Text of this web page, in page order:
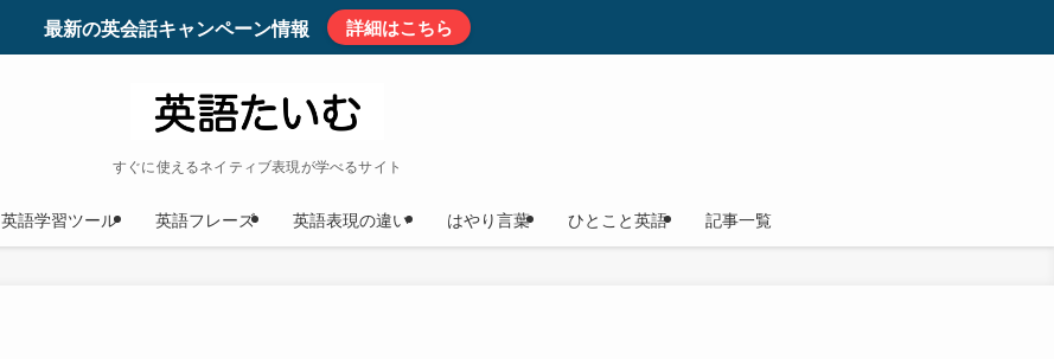
最新の英会話キャンペーン情報 詳細はこちら
すぐに使えるネイティブ表現が学べるサイト
英語学習ツール 英語フレーズ 英語表現の違い はやり言葉 ひとこと英語 記事一覧